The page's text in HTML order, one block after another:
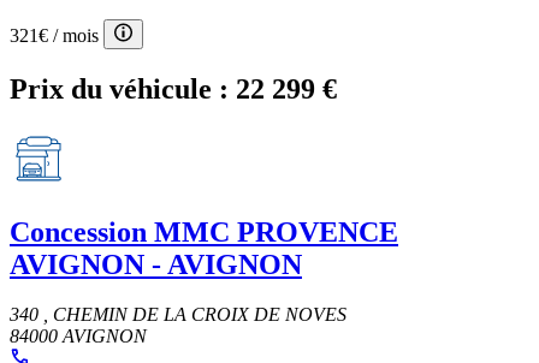
321€ / mois
Prix du véhicule : 22 299 €
Concession MMC PROVENCE
AVIGNON - AVIGNON
340 , CHEMIN DE LA CROIX DE NOVES
84000 AVIGNON